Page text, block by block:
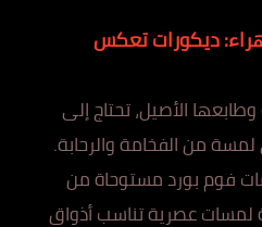
ديكورات تعكس
الأصيل، تحتاج إلى
من الفخامة والرحابة.
فوم بورد مستوحاة من
لمسات عصرية تناسب أذواق